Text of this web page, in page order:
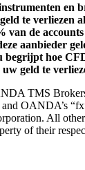
en
te verliezen
van de
aanbieder
begrijpt hoe
geld te
TMS
OANDA’s
All other
of their